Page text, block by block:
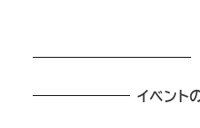
イベント